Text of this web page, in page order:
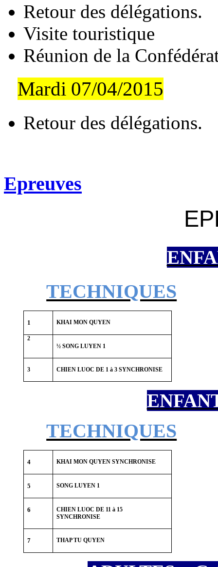
Retour des délégations.
Visite touristique
Réunion de la
Mardi 07/04/2015
Retour des délégations.
Epreuves
TECHNIQUES
1 KHAI MON QUYEN
2
½ SONG LUYEN 1
3 CHIEN LUOC DE 1 à 3 SYNCHRONISE
TECHNIQUES
4 KHAI MON QUYEN SYNCHRONISE
5 SONG LUYEN 1
6
CHIEN LUOC DE 11 à 15
SYNCHRONISE
7 THAP TU QUYEN